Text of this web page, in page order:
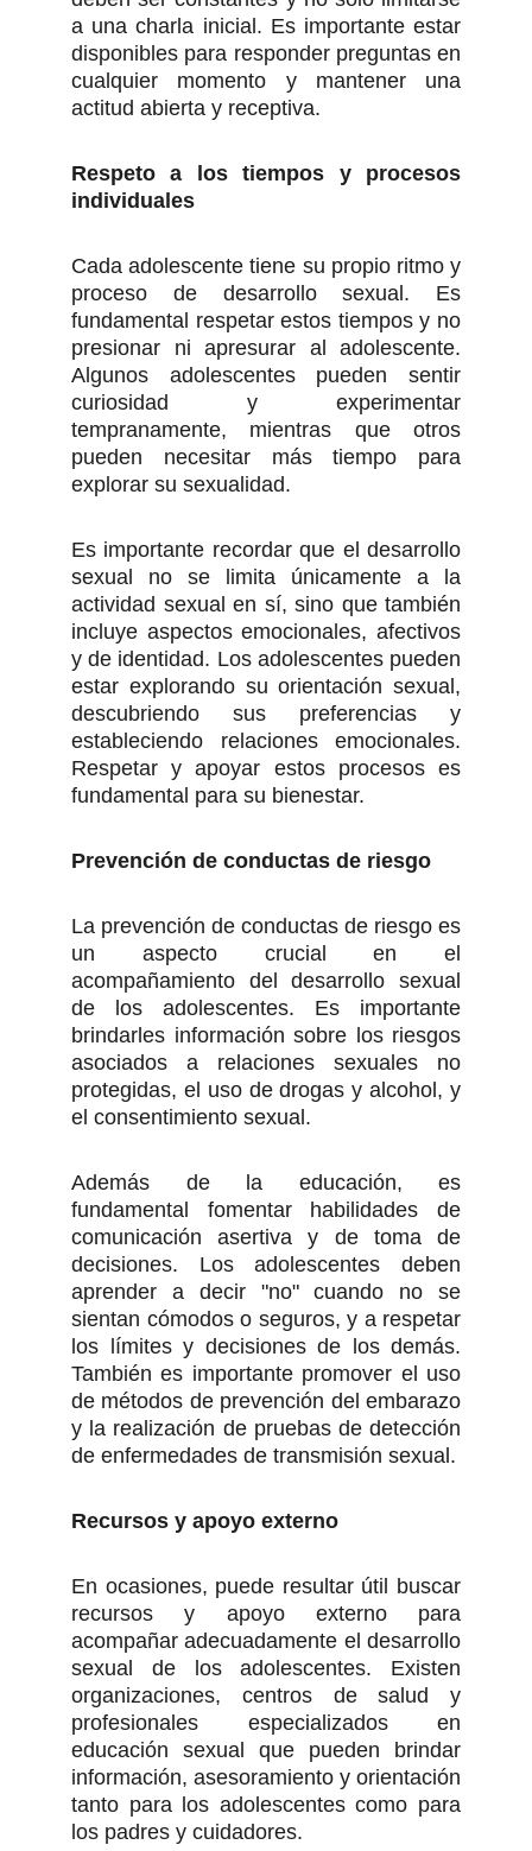
a una charla inicial. Es importante estar
disponibles para responder preguntas en
cualquier momento y mantener una
actitud abierta y receptiva.
Respeto a los tiempos y procesos
individuales
Cada adolescente tiene su propio ritmo y
proceso de desarrollo sexual. Es
fundamental respetar estos tiempos y no
presionar ni apresurar al adolescente.
Algunos adolescentes pueden sentir
curiosidad y experimentar
tempranamente, mientras que otros
pueden necesitar más tiempo para
explorar su sexualidad.
Es importante recordar que el desarrollo
sexual no se limita únicamente a la
actividad sexual en sí, sino que también
incluye aspectos emocionales, afectivos
y de identidad. Los adolescentes pueden
estar explorando su orientación sexual,
descubriendo sus preferencias y
estableciendo relaciones emocionales.
Respetar y apoyar estos procesos es
fundamental para su bienestar.
Prevención de conductas de riesgo
La prevención de conductas de riesgo es
un aspecto crucial en el
acompañamiento del desarrollo sexual
de los adolescentes. Es importante
brindarles información sobre los riesgos
asociados a relaciones sexuales no
protegidas, el uso de drogas y alcohol, y
el consentimiento sexual.
Además de la educación, es
fundamental fomentar habilidades de
comunicación asertiva y de toma de
decisiones. Los adolescentes deben
aprender a decir "no" cuando no se
sientan cómodos o seguros, y a respetar
los límites y decisiones de los demás.
También es importante promover el uso
de métodos de prevención del embarazo
y la realización de pruebas de detección
de enfermedades de transmisión sexual.
Recursos y apoyo externo
En ocasiones, puede resultar útil buscar
recursos y apoyo externo para
acompañar adecuadamente el desarrollo
sexual de los adolescentes. Existen
organizaciones, centros de salud y
profesionales especializados en
educación sexual que pueden brindar
información, asesoramiento y orientación
tanto para los adolescentes como para
los padres y cuidadores.